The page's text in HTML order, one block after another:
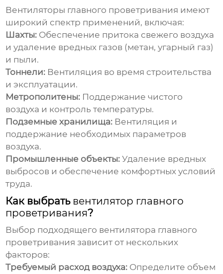
Вентиляторы главного проветривания имеют
широкий спектр применений, включая:
Шахты: Обеспечение притока свежего воздуха
и удаление вредных газов (метан, угарный газ)
и пыли.
Тоннели: Вентиляция во время строительства
и эксплуатации.
Метрополитены: Поддержание чистого
воздуха и контроль температуры.
Подземные хранилища: Вентиляция и
поддержание необходимых параметров
воздуха.
Промышленные объекты: Удаление вредных
выбросов и обеспечение комфортных условий
труда.
Как выбрать вентилятор главного
проветривания?
Выбор подходящего вентилятора главного
проветривания зависит от нескольких
факторов:
Требуемый расход воздуха: Определите объем